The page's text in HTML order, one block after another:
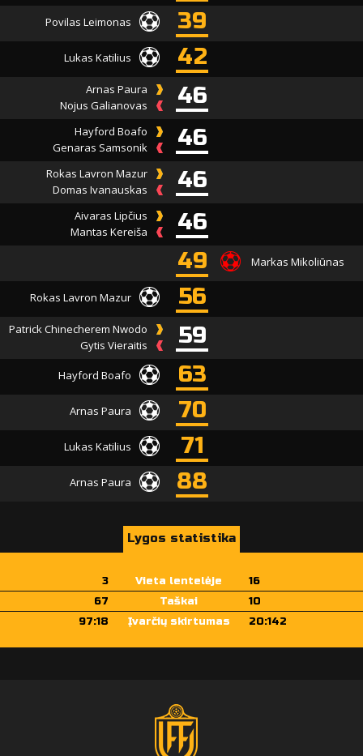
Povilas Leimonas 39
Lukas Katilius 42
Arnas Paura
Nojus Galianovas
46
Hayford Boafo
Genaras Samsonik
46
Rokas Lavron Mazur
Domas Ivanauskas
46
Aivaras Lipčius
Mantas Kereiša
46
49
Markas Mikoliūnas
Rokas Lavron Mazur 56
Patrick Chinecherem Nwodo
Gytis Vieraitis
59
Hayford Boafo 63
Arnas Paura 70
Lukas Katilius 71
Arnas Paura 88
Lygos statistika
3 Vieta lentelėje
16
67
Taškai
10
97:18
Įvarčių skirtumas 20:142